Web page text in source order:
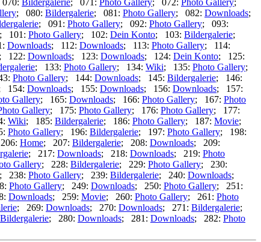
Bildergalerie; 071: Photo Gallery; 072: Photo Gallery;
; 080: Bildergalerie; 081: Photo Gallery; 082: Downloads;
; 091: Photo Gallery; 092: Photo Gallery; 093:
; 101: Photo Gallery; 102: Dein Konto; 103: Bildergalerie;
Downloads; 112: Downloads; 113: Photo Gallery; 114:
; 122: Downloads; 123: Downloads; 124: Dein Konto; 125:
; 133: Photo Gallery; 134: Wiki; 135: Photo Gallery;
Photo Gallery; 144: Downloads; 145: Bildergalerie; 146:
154: Downloads; 155: Downloads; 156: Downloads; 157:
Gallery; 165: Downloads; 166: Photo Gallery; 167: Photo
Gallery; 175: Photo Gallery; 176: Photo Gallery; 177:
Wiki; 185: Bildergalerie; 186: Photo Gallery; 187: Movie;
Photo Gallery; 196: Bildergalerie; 197: Photo Gallery; 198:
Home; 207: Bildergalerie; 208: Downloads; 209:
; 217: Downloads; 218: Downloads; 219: Photo
Gallery; 228: Bildergalerie; 229: Photo Gallery; 230:
; 238: Photo Gallery; 239: Bildergalerie; 240: Downloads;
Photo Gallery; 249: Downloads; 250: Photo Gallery; 251:
Downloads; 259: Movie; 260: Photo Gallery; 261: Photo
; 269: Downloads; 270: Downloads; 271: Bildergalerie;
Bildergalerie; 280: Downloads; 281: Downloads; 282: Photo